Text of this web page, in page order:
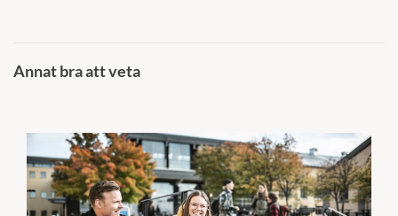
Annat bra att veta